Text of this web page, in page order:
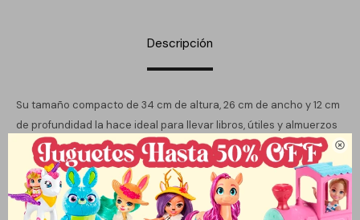

Descripción
Su tamaño compacto de 34 cm de altura, 26 cm de ancho y 12 cm
de profundidad la hace ideal para llevar libros, útiles y almuerzos
de manera cómoda y ordenada.
Cada elemento del conjunto está diseñado para complementar
la vida escolar de los niños, permitiendo que lleven todo lo
necesario para su día a día. La mochila, aunque no cuenta con